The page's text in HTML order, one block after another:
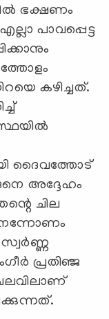
ഭക്ഷണം
പാവപ്പെട്ട
കഴിച്ചത്.
ദൈവത്തോട്
അദ്ദേഹം
ചില
പ്രതിഞ്ജ